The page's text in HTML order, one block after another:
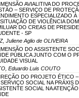
AVIALITIVA DO
– SERVIÇO DE
ESPECIALIZADO À
DE VIOLÊNCIA
DO CREAS DE
- SP
Juliene Aglio de OLIVEIRA
DO ASSISTENTE
PÚBLICA JUNTO COM O
VISUAL
Eduardo Luis COUTO
DO PROJETO ÉTICO
SOCIAL NA PRÁXIS
SOCIAL NA